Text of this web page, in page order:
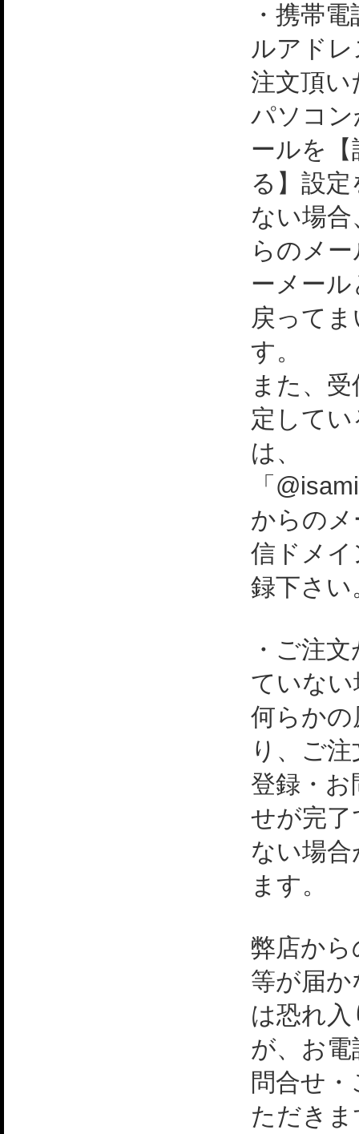
・携帯
ルアド
注文頂い
パソコ
ールを【
る】設
ない場
らのメ
ーメー
戻って
す。
また、
定して
は、
「
からの
信ドメ
録下さい
・ご注
ていない
何らか
り、ご
登録・
せが完
ない場
ます。
弊店か
等が届
は恐れ
が、お
問合せ
ただき